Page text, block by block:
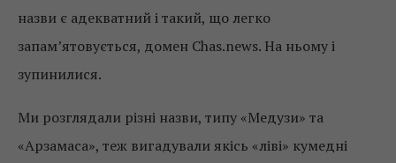
назви є адекватний і такий, що легко
запам’ятовується, домен Chas.news. На ньому і
зупинилися.
Ми розглядали різні назви, типу «Медузи» та
«Арзамаса», теж вигадували якісь «ліві» кумедні